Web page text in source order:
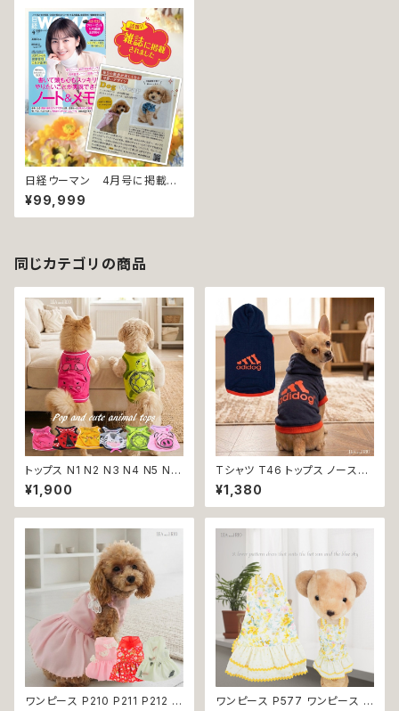
日経ウーマン 4月号に掲載さ
れました！
¥99,999
同じカテゴリの商品
トップス N1 N2 N3 N4 N5 N6
うさぎ てんとう虫 ひよこ しまう
ま かめ ぶた ポケット ビビット
ドッグウェア dog 犬 猫 ペット
服 オシャレ かわいい 小型犬 返
品交換不可
¥1,900
Tシャツ T46 トップス ノースリ
ーブ ネイビー×オレンジ 紺 橙
スポーティー フード 帽子 犬 猫
ペット 犬服 猫服 犬の服 猫の服
¥1,380
ワンピース P210 P211 P212 犬
ワンピース P577 ワンピース ド